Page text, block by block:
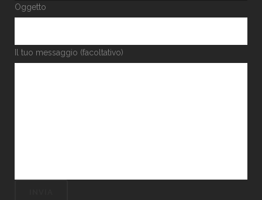
Oggetto
Il tuo messaggio (facoltativo)